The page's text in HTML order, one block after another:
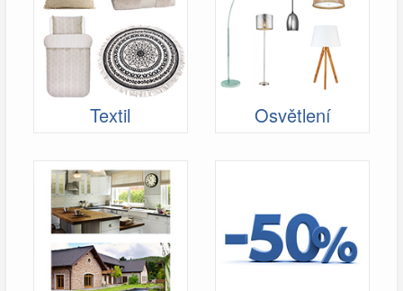
Textil Osvětlení